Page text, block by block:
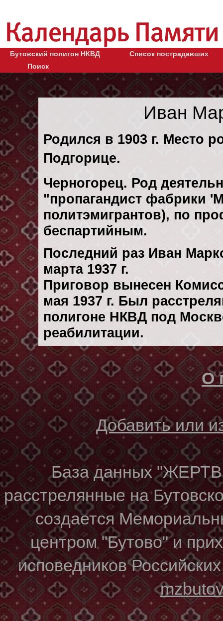
Бутовский полигон НКВД
Список пострадавших
Поиск
Иван
Родился в 1903 г. Место
Подгорице.
Черногорец. Род
"пропагандист фабрики
политэмигрантов), по
беспартийным.
Последний раз Иван
марта 1937 г.
Приговор вынесен
мая 1937 г. Был
полигоне НКВД под
реабилитации.
О
Добавить или
База данных
расстрелянные на
создается
центром "Бутово" и
исповедников